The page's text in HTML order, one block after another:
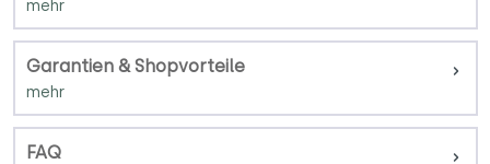
Garantien & Shopvorteile
FAQ